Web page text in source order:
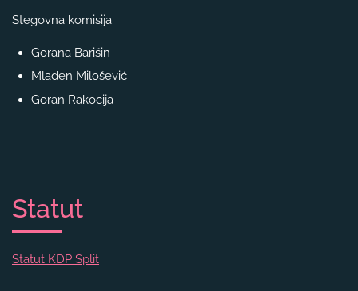
Stegovna komisija:
Gorana Barišin
Mladen Milošević
Goran Rakocija
Statut
Statut KDP Split